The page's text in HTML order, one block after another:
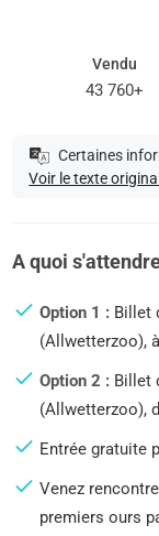
Vendu
43 760+
Certaines
Voir le texte
A quoi
Option 1 : Billet
(Allwetterzoo),
Option 2 : Billet
(Allwetterzoo),
Entrée gratuite
Venez
premiers ours